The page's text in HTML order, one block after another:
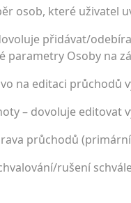
osob, které uživatel
přidávat/
parametry Osoby na
na editaci průchodů
– dovoluje editovat
průchodů
rušení